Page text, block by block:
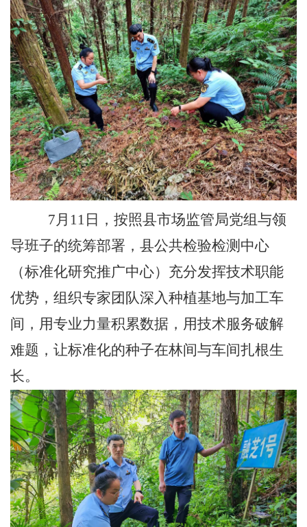
7月11日，按照县市场监管局党组与领
导班子的统筹部署，县公共检验检测中心
（标准化研究推广中心）充分发挥技术职能
优势，组织专家团队深入种植基地与加工车
间，用专业力量积累数据，用技术服务破解
难题，让标准化的种子在林间与车间扎根生
长。